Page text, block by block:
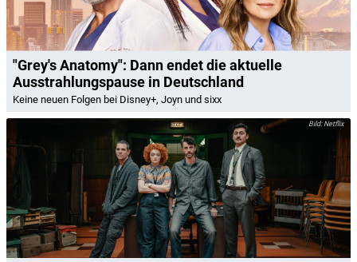
"Grey's Anatomy": Dann endet die aktuelle
Ausstrahlungspause in Deutschland
Keine neuen Folgen bei Disney+, Joyn und sixx
Netflix